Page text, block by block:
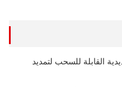
القابلة للسحب لتمديد